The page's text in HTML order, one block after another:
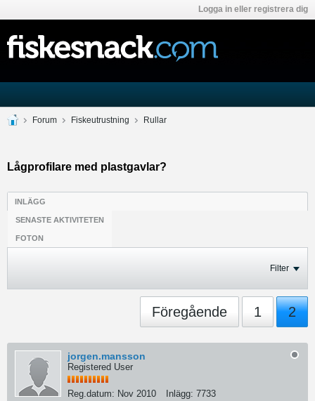
Logga in eller registrera dig
Forum Fiskeutrustning Rullar
Lågprofilare med plastgavlar?
INLÄGG
SENASTE AKTIVITETEN
FOTON
Filter
Föregående 1 2
jorgen.mansson
Registered User
Reg.datum: Nov 2010 Inlägg: 7733